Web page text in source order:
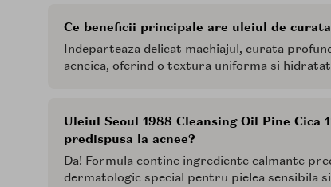
Ce beneficii principale are uleiul de
Indeparteaza delicat machiajul, curata
acneica, oferind o textura uniforma si
Uleiul Seoul 1988 Cleansing Oil Pine
predispusa la acnee?
Da! Formula contine ingrediente calmante
dermatologic special pentru pielea sensibila